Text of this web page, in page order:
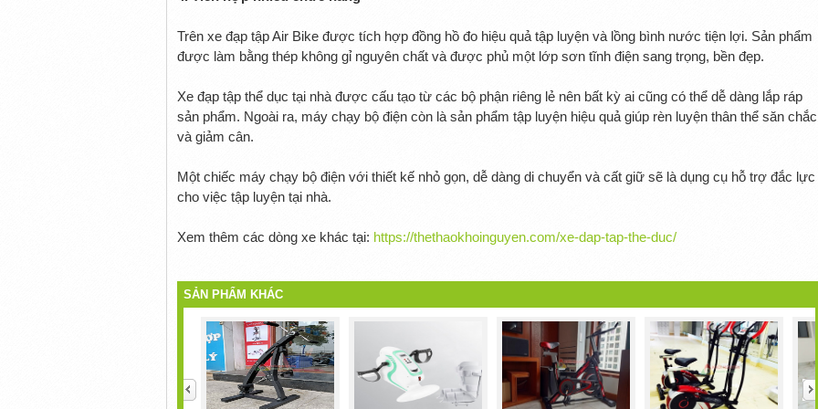
Trên xe đạp tập Air Bike được tích hợp đồng hồ đo hiệu quả tập luyện và lồng bình nước tiện lợi. Sản phẩm
được làm bằng thép không gỉ nguyên chất và được phủ một lớp sơn tĩnh điện sang trọng, bền đẹp.
Xe đạp tập thể dục tại nhà được cấu tạo từ các bộ phận riêng lẻ nên bất kỳ ai cũng có thể dễ dàng lắp ráp
sản phẩm. Ngoài ra, máy chạy bộ điện còn là sản phẩm tập luyện hiệu quả giúp rèn luyện thân thể săn chắc
và giảm cân.
Một chiếc máy chạy bộ điện với thiết kế nhỏ gọn, dễ dàng di chuyển và cất giữ sẽ là dụng cụ hỗ trợ đắc lực
cho việc tập luyện tại nhà.
Xem thêm các dòng xe khác tại: https://thethaokhoinguyen.com/xe-dap-tap-the-duc/
SẢN PHẨM KHÁC